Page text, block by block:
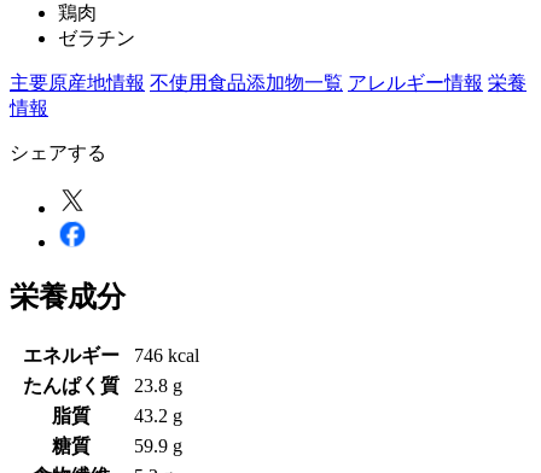
鶏肉
ゼラチン
主要原産地情報 不使用食品添加物一覧 アレルギー情報 栄養
情報
シェアする
栄養成分
エネルギー
746 kcal
たんぱく質
23.8 g
脂質
43.2 g
糖質
59.9 g